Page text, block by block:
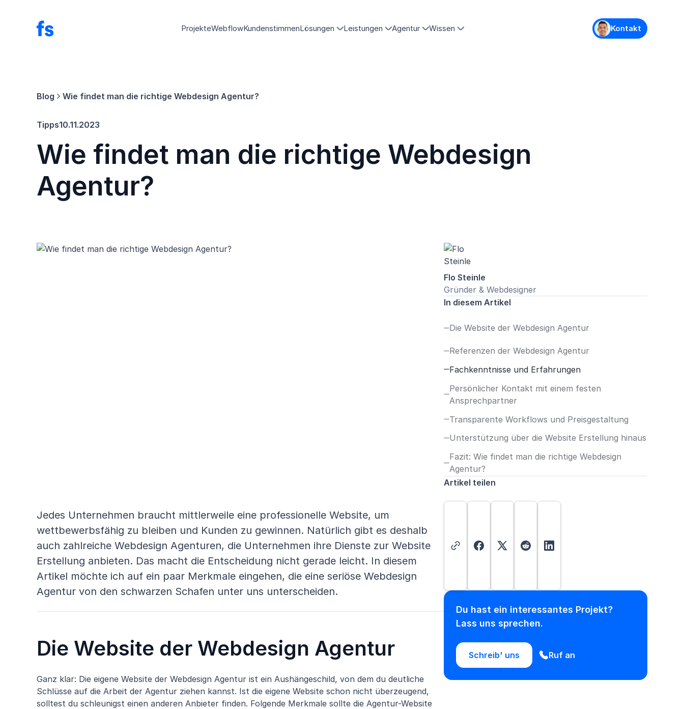
ProjekteWebflowKundenstimmenLösungen Leistungen Agentur Wissen Kontakt
Blog Wie findet man die richtige Webdesign Agentur?
Tipps10.11.2023
Wie findet man die richtige Webdesign
Agentur?
Jedes Unternehmen braucht mittlerweile eine professionelle Website, um
wettbewerbsfähig zu bleiben und Kunden zu gewinnen. Natürlich gibt es deshalb
auch zahlreiche Webdesign Agenturen, die Unternehmen ihre Dienste zur Website
Erstellung anbieten. Das macht die Entscheidung nicht gerade leicht. In diesem
Artikel möchte ich auf ein paar Merkmale eingehen, die eine seriöse Webdesign
Agentur von den schwarzen Schafen unter uns unterscheiden.
Die Website der Webdesign Agentur
Ganz klar: Die eigene Website der Webdesign Agentur ist ein Aushängeschild, von dem du deutliche
Schlüsse auf die Arbeit der Agentur ziehen kannst. Ist die eigene Website schon nicht überzeugend,
solltest du schleunigst einen anderen Anbieter finden. Folgende Merkmale sollte die Agentur-Website
Flo Steinle
Gründer & Webdesigner
In diesem Artikel
Die Website der Webdesign Agentur
Referenzen der Webdesign Agentur
Fachkenntnisse und Erfahrungen
Persönlicher Kontakt mit einem festen
Ansprechpartner
Transparente Workflows und Preisgestaltung
Unterstützung über die Website Erstellung hinaus
Fazit: Wie findet man die richtige Webdesign
Agentur?
Artikel teilen
Du hast ein interessantes Projekt?
Lass uns sprechen.
Schreib' uns Ruf an